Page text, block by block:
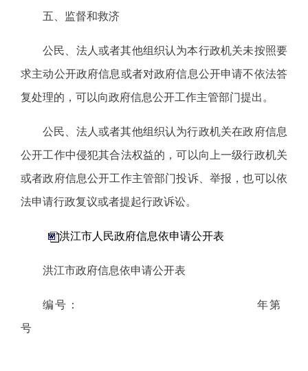
五、监督和救济
公民、法人或者其他组织认为本行政机关未按照要
求主动公开政府信息或者对政府信息公开申请不依法答
复处理的，可以向政府信息公开工作主管部门提出。
公民、法人或者其他组织认为行政机关在政府信息
公开工作中侵犯其合法权益的，可以向上一级行政机关
或者政府信息公开工作主管部门投诉、举报，也可以依
法申请行政复议或者提起行政诉讼。
洪江市人民政府信息依申请公开表
洪江市政府信息依申请公开表
编号： 年第
号